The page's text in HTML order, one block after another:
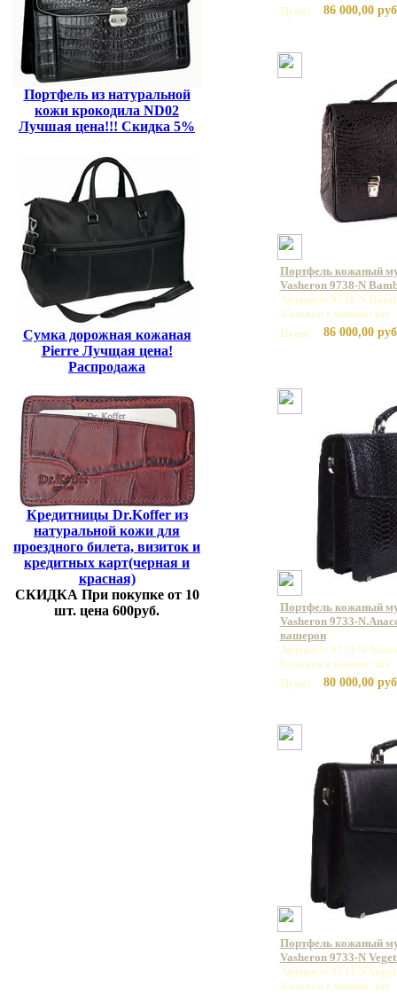
Портфель из натуральной
кожи крокодила ND02
Лучшая цена!!! Скидка 5%
Сумка дорожная кожаная
Pierre Лучщая цена!
Распродажа
Кредитницы Dr.Koffer из
натуральной кожи для
проездного билета, визиток и
кредитных карт(черная и
красная)
СКИДКА При покупке от 10
шт. цена 600руб.
Цена:
86 000,00
Портфель кожаный
Vasheron 9738-N
Артикул: 9738 N
Базовая единица: шт
Цена:
86 000,00
Портфель кожаный
Vasheron 9733-
вашерон
Артикул: 9733
Базовая единица: шт
Цена:
80 000,00
Портфель кожаный
Vasheron 9733-N
Артикул: 9733 N
Базовая единица: шт